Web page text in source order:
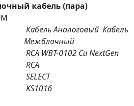
кабель (пара)
Кабель Аналоговый Кабель
Межблочный
RCA WBT-0102 Cu NextGen
RCA
SELECT
KS1016